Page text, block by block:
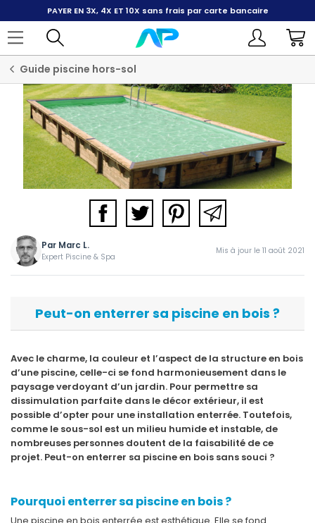
PAYER EN 3X, 4X ET 10X sans frais par carte bancaire
Guide piscine hors-sol
Par Marc L.
Expert Piscine & Spa
Mis à jour le 11 août 2021
Peut-on enterrer sa piscine en bois ?
Avec le charme, la couleur et l’aspect de la structure en bois
d’une piscine, celle-ci se fond harmonieusement dans le
paysage verdoyant d’un jardin. Pour permettre sa
dissimulation parfaite dans le décor extérieur, il est
possible d’opter pour une installation enterrée. Toutefois,
comme le sous-sol est un milieu humide et instable, de
nombreuses personnes doutent de la faisabilité de ce
projet. Peut-on enterrer sa piscine en bois sans souci ?
Pourquoi enterrer sa piscine en bois ?